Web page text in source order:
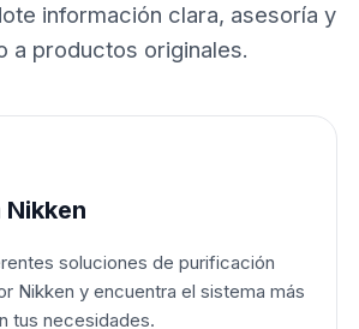
información clara, asesoría y
a productos originales.
soluciones de purificación
Nikken y encuentra el sistema más
tus necesidades.